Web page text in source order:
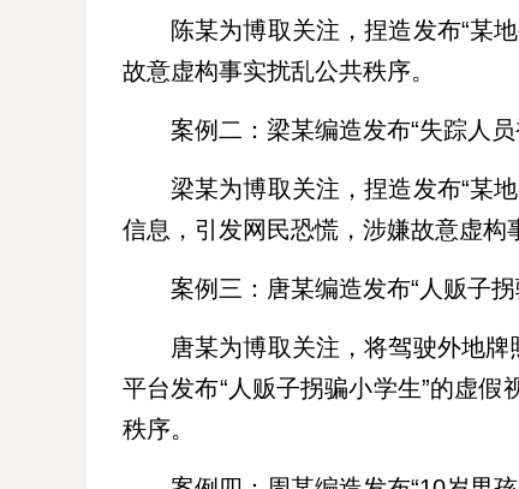
陈某为博取关注，捏造发布“某
故意虚构事实扰乱公共秩序。
案例二：梁某编造发布“失踪人
梁某为博取关注，捏造发布“某
信息，引发网民恐慌，涉嫌故意虚构
案例三：唐某编造发布“人贩子
唐某为博取关注，将驾驶外地
平台发布“人贩子拐骗小学生”的虚
秩序。